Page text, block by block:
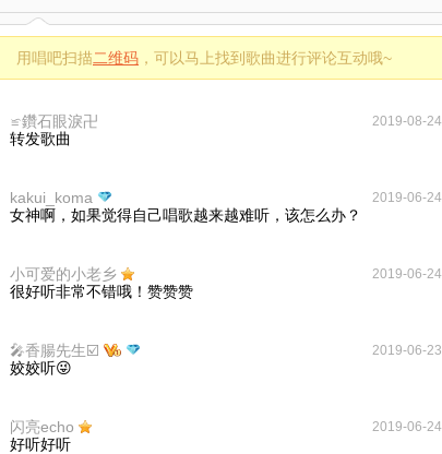
用唱吧扫描二维码 ，可以马上找到歌曲进行评论互动哦~
≌鑽石眼淚卍 2019-08-24
转发歌曲
kakui_koma 2019-06-24
女神啊，如果觉得自己唱歌越来越难听，该怎么办？
小可爱的小老乡 2019-06-24
很好听非常不错哦！赞赞赞
🎤香腸先生☑️ 2019-06-23
姣姣听😜
闪亮echo 2019-06-24
好听好听